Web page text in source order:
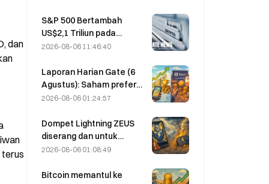
dan
terus
S&P 500 Bertambah
US$2,1 Triliun pada
Agustus, Naik 3,12%,
Naik 2%
2026-08-06 11:46:40
Laporan Harian Gate (6
Agustus): Saham preferen
STRC milik Strategy
Block menaikkan
ekspektasi kinerjanya
untuk tahun penuh 2026
2026-08-06 01:24:57
Dompet Lightning ZEUS
diserang dan untuk
sementara offline; pihak
dana pengguna tidak
2026-08-06 01:08:49
Bitcoin memantul ke